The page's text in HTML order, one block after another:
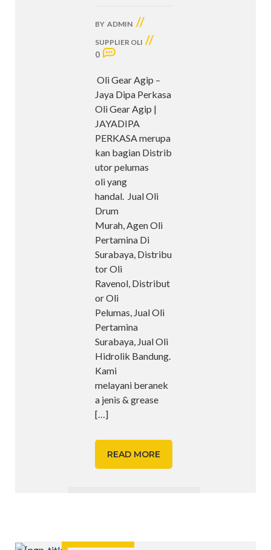
BY ADMIN //
SUPPLIER OLI //
0
Oli Gear Agip –
Jaya Dipa Perkasa
Oli Gear Agip |
JAYADIPA
PERKASA merupa
kan bagian Distrib
utor pelumas
oli yang
handal. Jual Oli
Drum
Murah, Agen Oli
Pertamina Di
Surabaya, Distribu
tor Oli
Ravenol, Distribut
or Oli
Pelumas, Jual Oli
Pertamina
Surabaya, Jual Oli
Hidrolik Bandung.
Kami
melayani beranek
a jenis & grease
[…]
READ MORE